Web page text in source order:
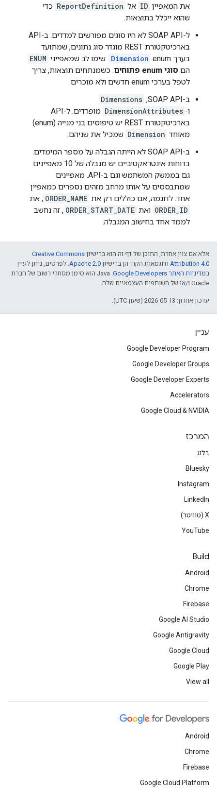
את המאפיין ID אל ReportDefinition כדי
שהוא ייכלל בתוצאות.
ל-SOAP API לא היו סוגים מפורשים למדדים. ב-API
בארכיטקטורת REST מוגדר סוג נתונים, שמתועד
בערך enum‏
Dimension . שימו לב שמאפייני ENUM
הם סוגי enum פתוחים
. כשמנתחים תוצאות, צריך
לטפל בערכי enum חדשים ולא מוכרים.
ב-SOAP API,‏
Dimensions
ו- DimensionAttributes
מופרדים. ל-API
בארכיטקטורת REST יש טיפוסים בני מנייה (enum)
מאוחד Dimension שמכיל את שניהם.
ב-SOAP API לא הייתה הגבלה על מספר המימדים.
בדוחות אינטראקטיביים יש מגבלה של 10 מאפיינים
גם בממשק המשתמש וגם ב-API. מאפיינים
שמתבססים על אותו מרחב מזהים נספרים כמאפיין
אחד. לדוגמה, אם כוללים רק את ORDER_NAME , את
ORDER_ID ואת ORDER_START_DATE , זה נחשב
לממד אחד בחישוב המגבלה.
אלא אם צוין אחרת, התוכן של דף זה הוא ברישיון Creative Commons
Attribution 4.0 ודוגמאות הקוד הן ברישיון Apache 2.0. לפרטים, ניתן לעיין
במדיניות האתר Google Developers‏
.‏ Java הוא סימן מסחרי רשום של חברת
Oracle ו/או של השותפים העצמאיים שלה.
עדכון אחרון: 2026-05-13 (שעון UTC).
עניין
Google Developer Program
Google Developer Groups
Google Developer Experts
Accelerators
Google Cloud & NVIDIA
המרכז
בלוג
Bluesky
Instagram
LinkedIn
‫X (טוויטר)
YouTube
Build
Android
Chrome
Firebase
Google AI Studio
Google Antigravity
Google Cloud
Google Play
View all
Android
Chrome
Firebase
Google Cloud Platform